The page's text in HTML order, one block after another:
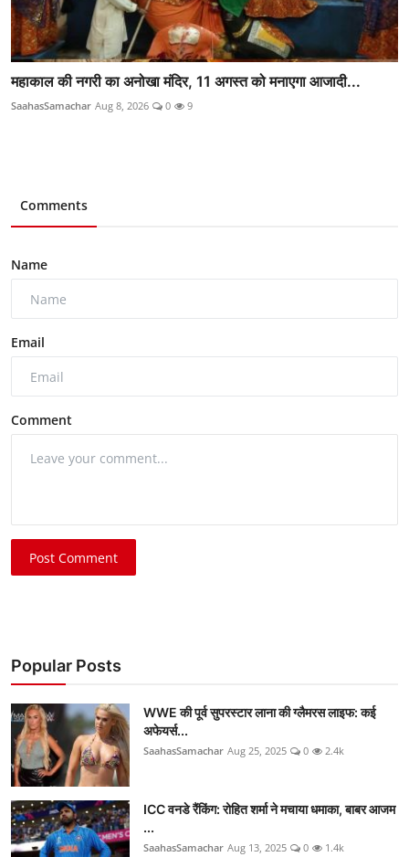
महाकाल की नगरी का अनोखा मंदिर, 11 अगस्त को मनाएगा आजादी...
SaahasSamachar Aug 8, 2026 0 9
Comments
Name
Email
Comment
Post Comment
Popular Posts
WWE की पूर्व सुपरस्टार लाना की ग्लैमरस लाइफ: कई
अफेयर्स...
SaahasSamachar Aug 25, 2025 0 2.4k
ICC वनडे रैंकिंग: रोहित शर्मा ने मचाया धमाका, बाबर आजम
...
SaahasSamachar Aug 13, 2025 0 1.4k